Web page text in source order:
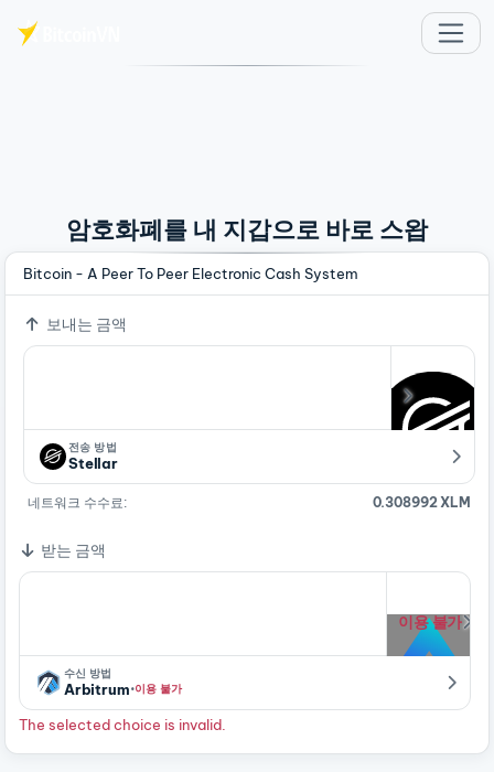
암호화폐를 내 지갑으로 바로 스왑
Bitcoin - A Peer To Peer Electronic Cash System
보내는 금액
전송 방법
Stellar
네트워크 수수료: 0.308992 XLM
받는 금액
이용 불가
수신 방법
Arbitrum·이용 불가
The selected choice is invalid.